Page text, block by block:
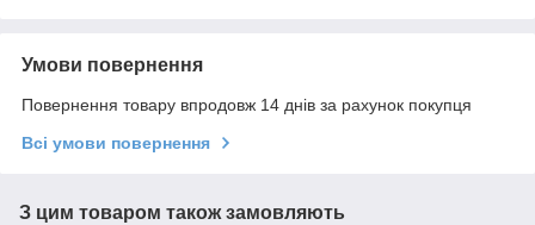
Умови повернення
Повернення товару впродовж 14 днів за рахунок покупця
Всі умови повернення
З цим товаром також замовляють